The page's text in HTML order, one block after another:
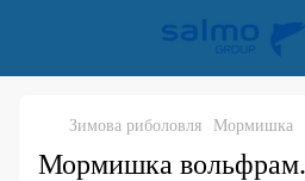
Зимова риболовля Мормишка
Мормишка